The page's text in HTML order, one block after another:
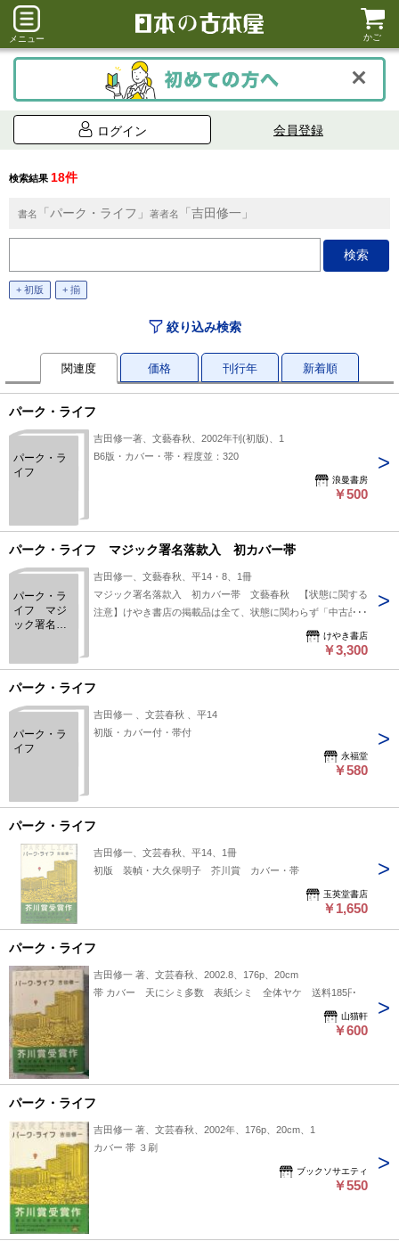
メニュー かご
ログイン 会員登録
検索結果 18件
書名 「パーク・ライフ」 著者名 「吉田修一」
+ 初版 + 揃
絞り込み検索
関連度 価格 刊行年 新着順
パーク・ライフ
パーク・ラ
イフ
吉田修一著、文藝春秋、2002年刊(初版)、1
B6版・カバー・帯・程度並：320
浪曼書房
￥500
パーク・ライフ マジック署名落款入 初カバー帯
パーク・ラ
イフ マジ
ック署名落
吉田修一、文藝春秋、平14・8、1冊
マジック署名落款入 初カバー帯 文藝春秋 【状態に関する
注意】けやき書店の掲載品は全て、状態に関わらず「中古品
（並）」と表示されています。「日本の古本屋」は６段階の
「状態」表記が必須となりましたが、当店の扱う商品の特質
欄の「中古品（並）」という表現は考慮にいれないで下さい。
い。状態表記の無いものは特に問題なく良好とお考え下さ
い。:
けやき書店
￥3,300
パーク・ライフ
パーク・ラ
イフ
吉田修一 、文芸春秋 、平14
初版・カバー付・帯付
永福堂
￥580
パーク・ライフ
吉田修一、文芸春秋、平14、1冊
初版 装幀・大久保明子 芥川賞 カバー・帯
玉英堂書店
￥1,650
パーク・ライフ
吉田修一 著、文芸春秋、2002.8、176p、20cm
帯 カバー 天にシミ多数 表紙シミ 全体ヤケ 送料185円
山猫軒
￥600
パーク・ライフ
吉田修一 著、文芸春秋、2002年、176p、20cm、1
カバー 帯 ３刷
ブックソサエティ
￥550